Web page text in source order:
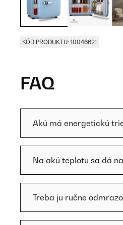
KÓD PRODUKTU: 10046621
FAQ
Akú má energetickú
Na akú teplotu sa dá
Treba ju ručne